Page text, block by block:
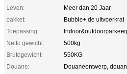
Leven:
Meer dan 20 Jaar
pakket:
Bubble+ de uitvoerkrat
Toepassing:
Netto gewicht:
500kg
Brutogewicht:
550KG
Douane:
Douaneontwerp,